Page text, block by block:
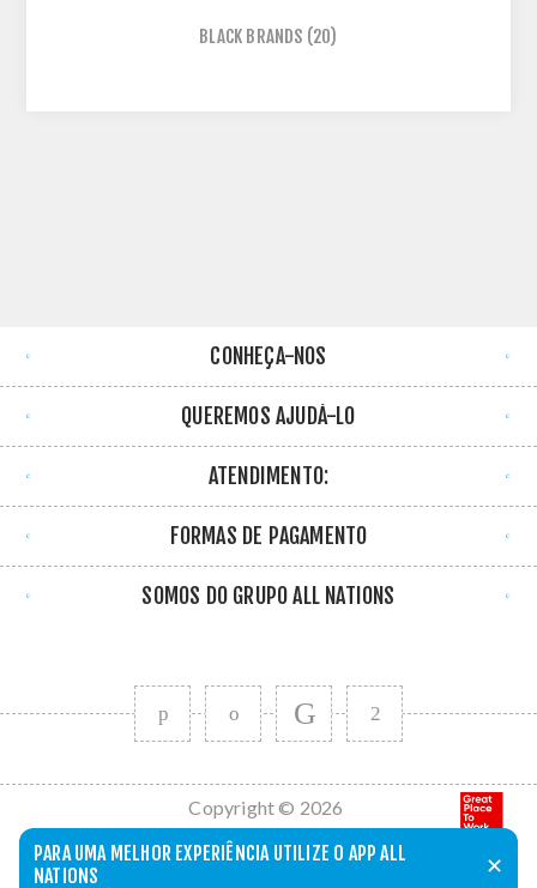
PARA UMA MELHOR EXPERIÊNCIA UTILIZE O APP ALL
NATIONS
✕
BLACK BRANDS (20)
CONHEÇA-NOS
QUEREMOS AJUDÁ-LO
ATENDIMENTO:
FORMAS DE PAGAMENTO
SOMOS DO GRUPO ALL NATIONS
Copyright © 2026
All Nations. Todos
os direitos